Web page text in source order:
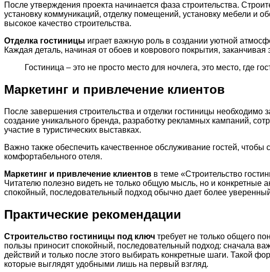
После утверждения проекта начинается фаза строительства.
установку коммуникаций, отделку помещений, установку мебели и
высокое качество строительства.
Отделка гостиницы играет важную роль в создании уютной
Каждая деталь, начиная от обоев и коврового покрытия,
Гостиница – это не просто место для ночлега, это место, где
Маркетинг и привлечение клиентов
После завершения строительства и отделки гостиницы
создание уникального бренда, разработку рекламных кампаний,
участие в туристических выставках.
Важно также обеспечить качественное обслуживание гостей,
комфортабельного отеля.
Маркетинг и привлечение клиентов в теме «Строительство
Читателю полезно видеть не только общую мысль, но и
спокойный, последовательный подход обычно дает более уверенный
Практические рекомендации
Строительство гостиницы под ключ требует не только общего
пользы приносит спокойный, последовательный подход: сначала
действий и только после этого выбирать конкретные шаги. Такой
которые выглядят удобными лишь на первый взгляд.